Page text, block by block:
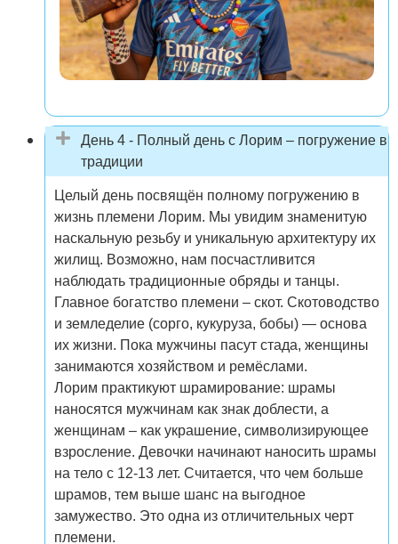
День 4 - Полный день с Лорим – погружение в
традиции
Целый день посвящён полному погружению в
жизнь племени Лорим. Мы увидим знаменитую
наскальную резьбу и уникальную архитектуру их
жилищ. Возможно, нам посчастливится
наблюдать традиционные обряды и танцы.
Главное богатство племени – скот. Скотоводство
и земледелие (сорго, кукуруза, бобы) — основа
их жизни. Пока мужчины пасут стада, женщины
занимаются хозяйством и ремёслами.
Лорим практикуют шрамирование: шрамы
наносятся мужчинам как знак доблести, а
женщинам – как украшение, символизирующее
взросление. Девочки начинают наносить шрамы
на тело с 12-13 лет. Считается, что чем больше
шрамов, тем выше шанс на выгодное
замужество. Это одна из отличительных черт
племени.